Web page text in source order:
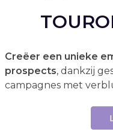
Creëer een unieke
prospects, dankzij
campagnes met